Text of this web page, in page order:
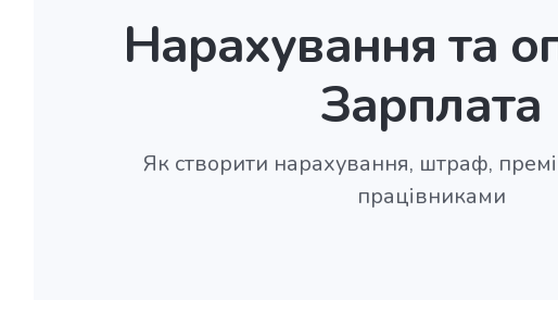
Нарахування та
Зарплата
Як створити нарахування, штраф,
працівниками